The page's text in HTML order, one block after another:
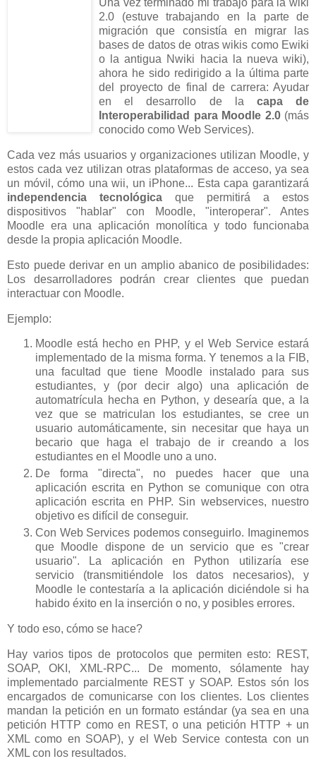
Una vez terminado mi trabajo para la wiki
2.0 (estuve trabajando en la parte de
migración que consistía en migrar las
bases de datos de otras wikis como Ewiki
o la antigua Nwiki hacia la nueva wiki),
ahora he sido redirigido a la última parte
del proyecto de final de carrera: Ayudar
en el desarrollo de la capa de
Interoperabilidad para Moodle 2.0(más
conocido como Web Services).
Cada vez más usuarios y organizaciones utilizan Moodle, y
estos cada vez utilizan otras plataformas de acceso, ya sea
un móvil, cómo una wii, un iPhone... Esta capa garantizará
independencia tecnológica que permitirá a estos
dispositivos "hablar" con Moodle, "interoperar". Antes
Moodle era una aplicación monolítica y todo funcionaba
desde la propia aplicación Moodle.
Esto puede derivar en un amplio abanico de posibilidades:
Los desarrolladores podrán crear clientes que puedan
interactuar con Moodle.
Ejemplo:
Moodle está hecho en PHP, y el Web Service estará
implementado de la misma forma. Y tenemos a la FIB,
una facultad que tiene Moodle instalado para sus
estudiantes, y (por decir algo) una aplicación de
automatrícula hecha en Python, y desearía que, a la
vez que se matriculan los estudiantes, se cree un
usuario automáticamente, sin necesitar que haya un
becario que haga el trabajo de ir creando a los
estudiantes en el Moodle uno a uno.
De forma "directa", no puedes hacer que una
aplicación escrita en Python se comunique con otra
aplicación escrita en PHP. Sin webservices, nuestro
objetivo es difícil de conseguir.
Con Web Services podemos conseguirlo. Imaginemos
que Moodle dispone de un servicio que es "crear
usuario". La aplicación en Python utilizaría ese
servicio (transmitiéndole los datos necesarios), y
Moodle le contestaría a la aplicación diciéndole si ha
habido éxito en la inserción o no, y posibles errores.
Y todo eso, cómo se hace?
Hay varios tipos de protocolos que permiten esto: REST,
SOAP, OKI, XML-RPC... De momento, sólamente hay
implementado parcialmente REST y SOAP. Estos són los
encargados de comunicarse con los clientes. Los clientes
mandan la petición en un formato estándar (ya sea en una
petición HTTP como en REST, o una petición HTTP + un
XML como en SOAP), y el Web Service contesta con un
XML con los resultados.